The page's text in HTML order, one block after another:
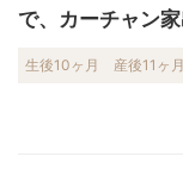
で、カーチャン家
生後10ヶ月 産後11ヶ